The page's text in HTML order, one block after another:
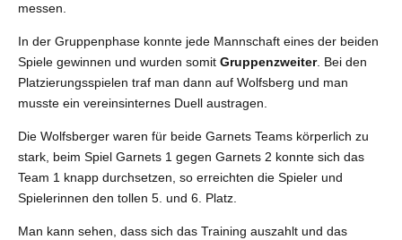
messen.
In der Gruppenphase konnte jede Mannschaft eines der beiden
Spiele gewinnen und wurden somit Gruppenzweiter. Bei den
Platzierungsspielen traf man dann auf Wolfsberg und man
musste ein vereinsinternes Duell austragen.
Die Wolfsberger waren für beide Garnets Teams körperlich zu
stark, beim Spiel Garnets 1 gegen Garnets 2 konnte sich das
Team 1 knapp durchsetzen, so erreichten die Spieler und
Spielerinnen den tollen 5. und 6. Platz.
Man kann sehen, dass sich das Training auszahlt und das